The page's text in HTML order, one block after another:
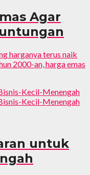
Agar
harganya terus naik
2000-an, harga emas
untuk